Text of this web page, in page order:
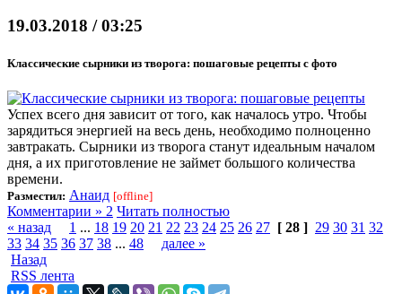
19.03.2018 / 03:25
Классические сырники из творога: пошаговые рецепты с фото
Успех всего дня зависит от того, как началось утро. Чтобы
зарядиться энергией на весь день, необходимо полноценно
завтракать. Сырники из творога станут идеальным началом
дня, а их приготовление не займет большого количества
времени.
Разместил: Анаид [offline]
Комментарии » 2 Читать полностью
« назад
1 ... 18 19 20 21 22 23 24 25 26 27 [ 28 ] 29 30 31 32
33 34 35 36 37 38 ... 48
далее »
Назад
RSS лента